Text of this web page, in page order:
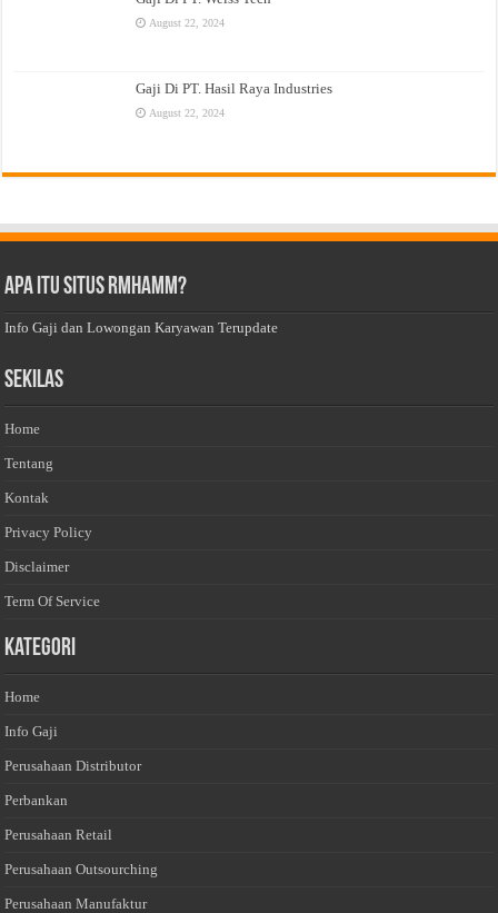
August 22, 2024
Gaji Di PT. Hasil Raya Industries
August 22, 2024
Apa Itu Situs Rmhamm?
Info Gaji dan Lowongan Karyawan Terupdate
Sekilas
Home
Tentang
Kontak
Privacy Policy
Disclaimer
Term Of Service
Kategori
Home
Info Gaji
Perusahaan Distributor
Perbankan
Perusahaan Retail
Perusahaan Outsourching
Perusahaan Manufaktur